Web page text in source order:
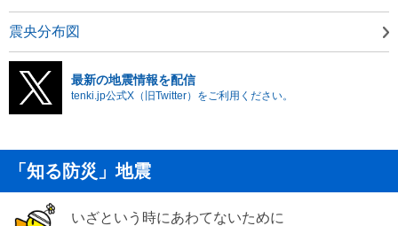
震央分布図
最新の地震情報を配信
tenki.jp公式X（旧Twitter）をご利用ください。
「知る防災」地震
いざという時にあわてないために